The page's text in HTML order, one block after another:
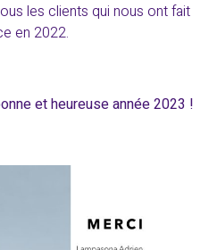
les clients qui nous ont fait
en 2022.
et heureuse année 2023 !